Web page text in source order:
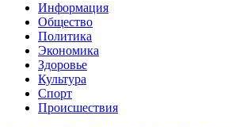
Информация
Общество
Политика
Экономика
Здоровье
Культура
Спорт
Происшествия